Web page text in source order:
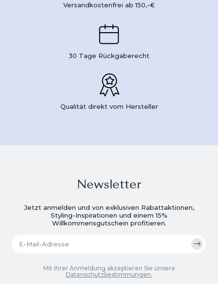
Versandkostenfrei ab 150,-€
30 Tage Rückgaberecht
Qualität direkt vom Hersteller
Newsletter
Jetzt anmelden und von exklusiven Rabattaktionen,
Styling-Inspirationen und einem 15%
Willkommensgutschein profitieren.
Mit Ihrer Anmeldung akzeptieren Sie unsere
Datenschutzbestimmungen.